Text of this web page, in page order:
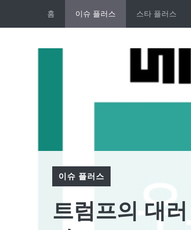
홈 이슈 플러스 스타 플러스
이슈 플러스
트럼프의 대